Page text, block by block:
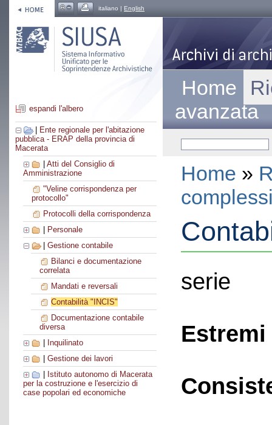
italiano | English
espandi l'albero
Ente regionale per l'abitazione
pubblica - ERAP della provincia di
Macerata
Atti del Consiglio di
Amministrazione
"Veline corrispondenza per
protocollo"
Protocolli della corrispondenza
Personale
Gestione contabile
Bilanci e documentazione
correlata
Mandati e reversali
Contabilità "INCIS"
Documentazione contabile
diversa
Inquilinato
Gestione dei lavori
Istituto autonomo di Macerata
per la costruzione e l'esercizio di
case popolari ed economiche
Home
avanzata
Home »
serie